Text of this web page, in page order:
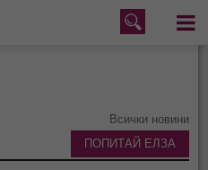
Меню
Всички новини
ПОПИТАЙ ЕЛЗА